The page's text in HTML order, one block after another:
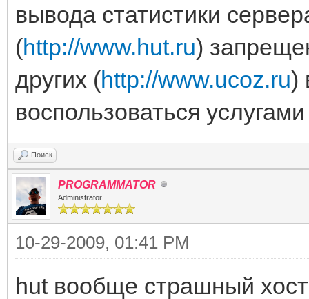
вывода статистики
(http://www.hut.ru)
других (http://www.ucoz.ru)
воспользоваться
Поиск
PROGRAMMATOR
Administrator
10-29-2009, 01:41 PM
hut вообще страшный